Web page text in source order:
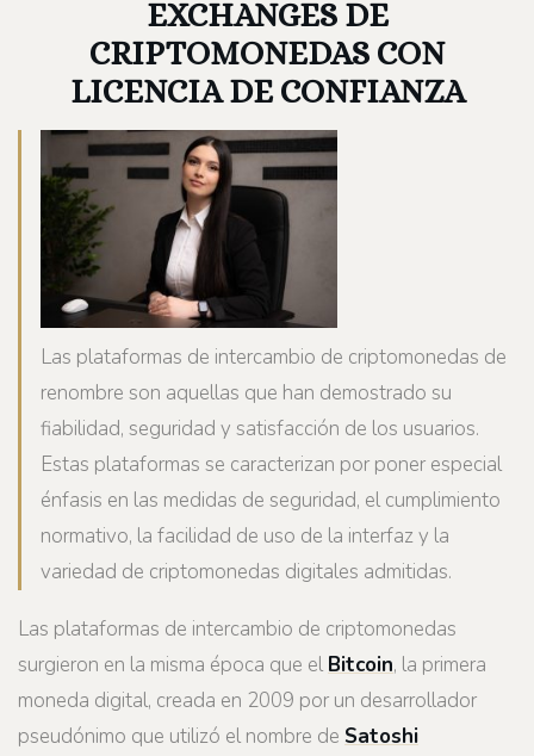
EXCHANGES DE
CRIPTOMONEDAS CON
LICENCIA DE CONFIANZA
Las plataformas de intercambio de criptomonedas de
renombre son aquellas que han demostrado su
fiabilidad, seguridad y satisfacción de los usuarios.
Estas plataformas se caracterizan por poner especial
énfasis en las medidas de seguridad, el cumplimiento
normativo, la facilidad de uso de la interfaz y la
variedad de criptomonedas digitales admitidas.
Las plataformas de intercambio de criptomonedas
surgieron en la misma época que el Bitcoin, la primera
moneda digital, creada en 2009 por un desarrollador
pseudónimo que utilizó el nombre de Satoshi